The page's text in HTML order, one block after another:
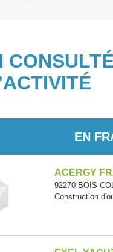
CONSULTÉ
EN
ACERGY
92270 BOIS-
Construction